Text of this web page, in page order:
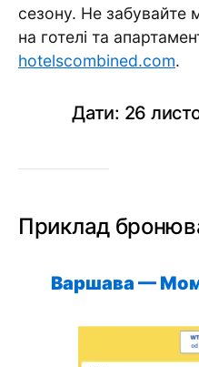
сезону. Не забувайте
на готелі та
hotelscombined.com.
Дати: 26
Приклад
Варшава —